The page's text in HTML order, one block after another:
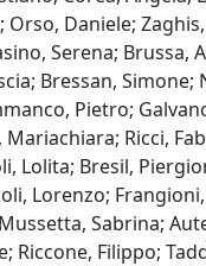
Orso, Daniele;
Serena; Brussa,
Bressan, Simone;
Pietro;
Ricci,
Lolita; Bresil,
Lorenzo;
Sabrina;
Riccone, Filippo;